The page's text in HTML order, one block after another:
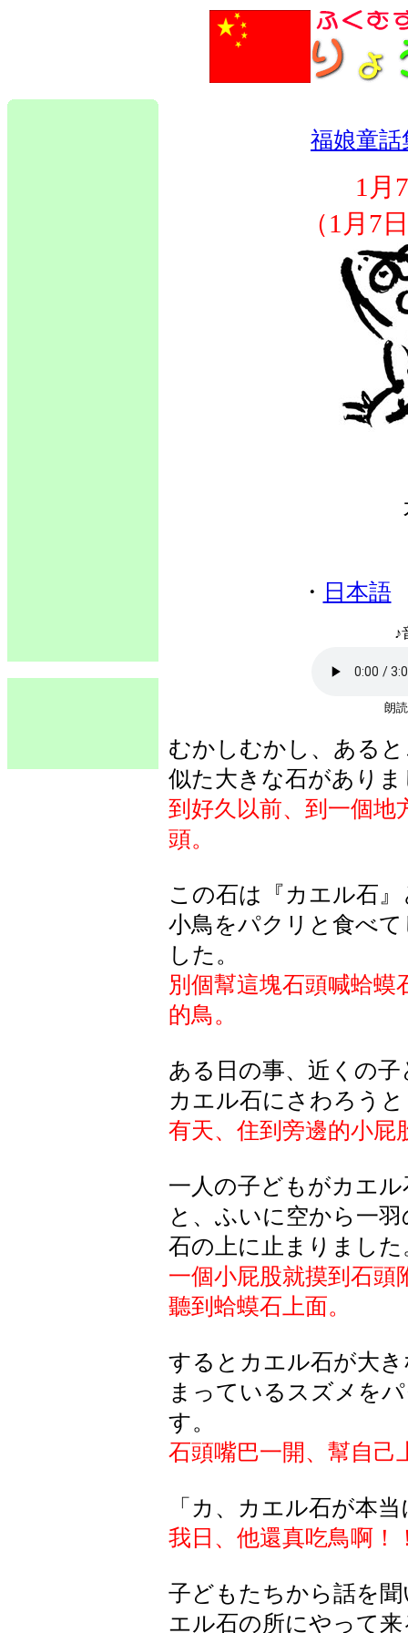
福娘童話
1月
（1月7
・ 日本語
♪
朗
むかしむかし、ある
似た大きな石があり
到好久以前、到一個地
頭。
この石は『カエル石
小鳥をパクリと食べ
した。
別個幫這塊石頭喊蛤蟆
的鳥。
ある日の事、近くの
カエル石にさわろう
有天、住到旁邊的小屁
一人の子どもがカエ
と、ふいに空から一
石の上に止まりました
一個小屁股就摸到石頭
聽到蛤蟆石上面。
するとカエル石が大
まっているスズメを
す。
石頭嘴巴一開、幫自己
「カ、カエル石が本
我日、他還真吃鳥啊！
子どもたちから話を
エル石の所にやって